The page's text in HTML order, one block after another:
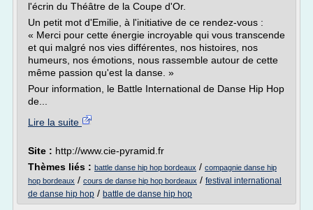
l'écrin du Théâtre de la Coupe d'Or.
Un petit mot d'Emilie, à l'initiative de ce rendez-vous :
« Merci pour cette énergie incroyable qui vous transcende
et qui malgré nos vies différentes, nos histoires, nos
humeurs, nos émotions, nous rassemble autour de cette
même passion qu'est la danse. »
Pour information, le Battle International de Danse Hip Hop
de...
Lire la suite
Site : http://www.cie-pyramid.fr
Thèmes liés : battle danse hip hop bordeaux / compagnie danse hip
hop bordeaux / cours de danse hip hop bordeaux / festival international
de danse hip hop / battle de danse hip hop